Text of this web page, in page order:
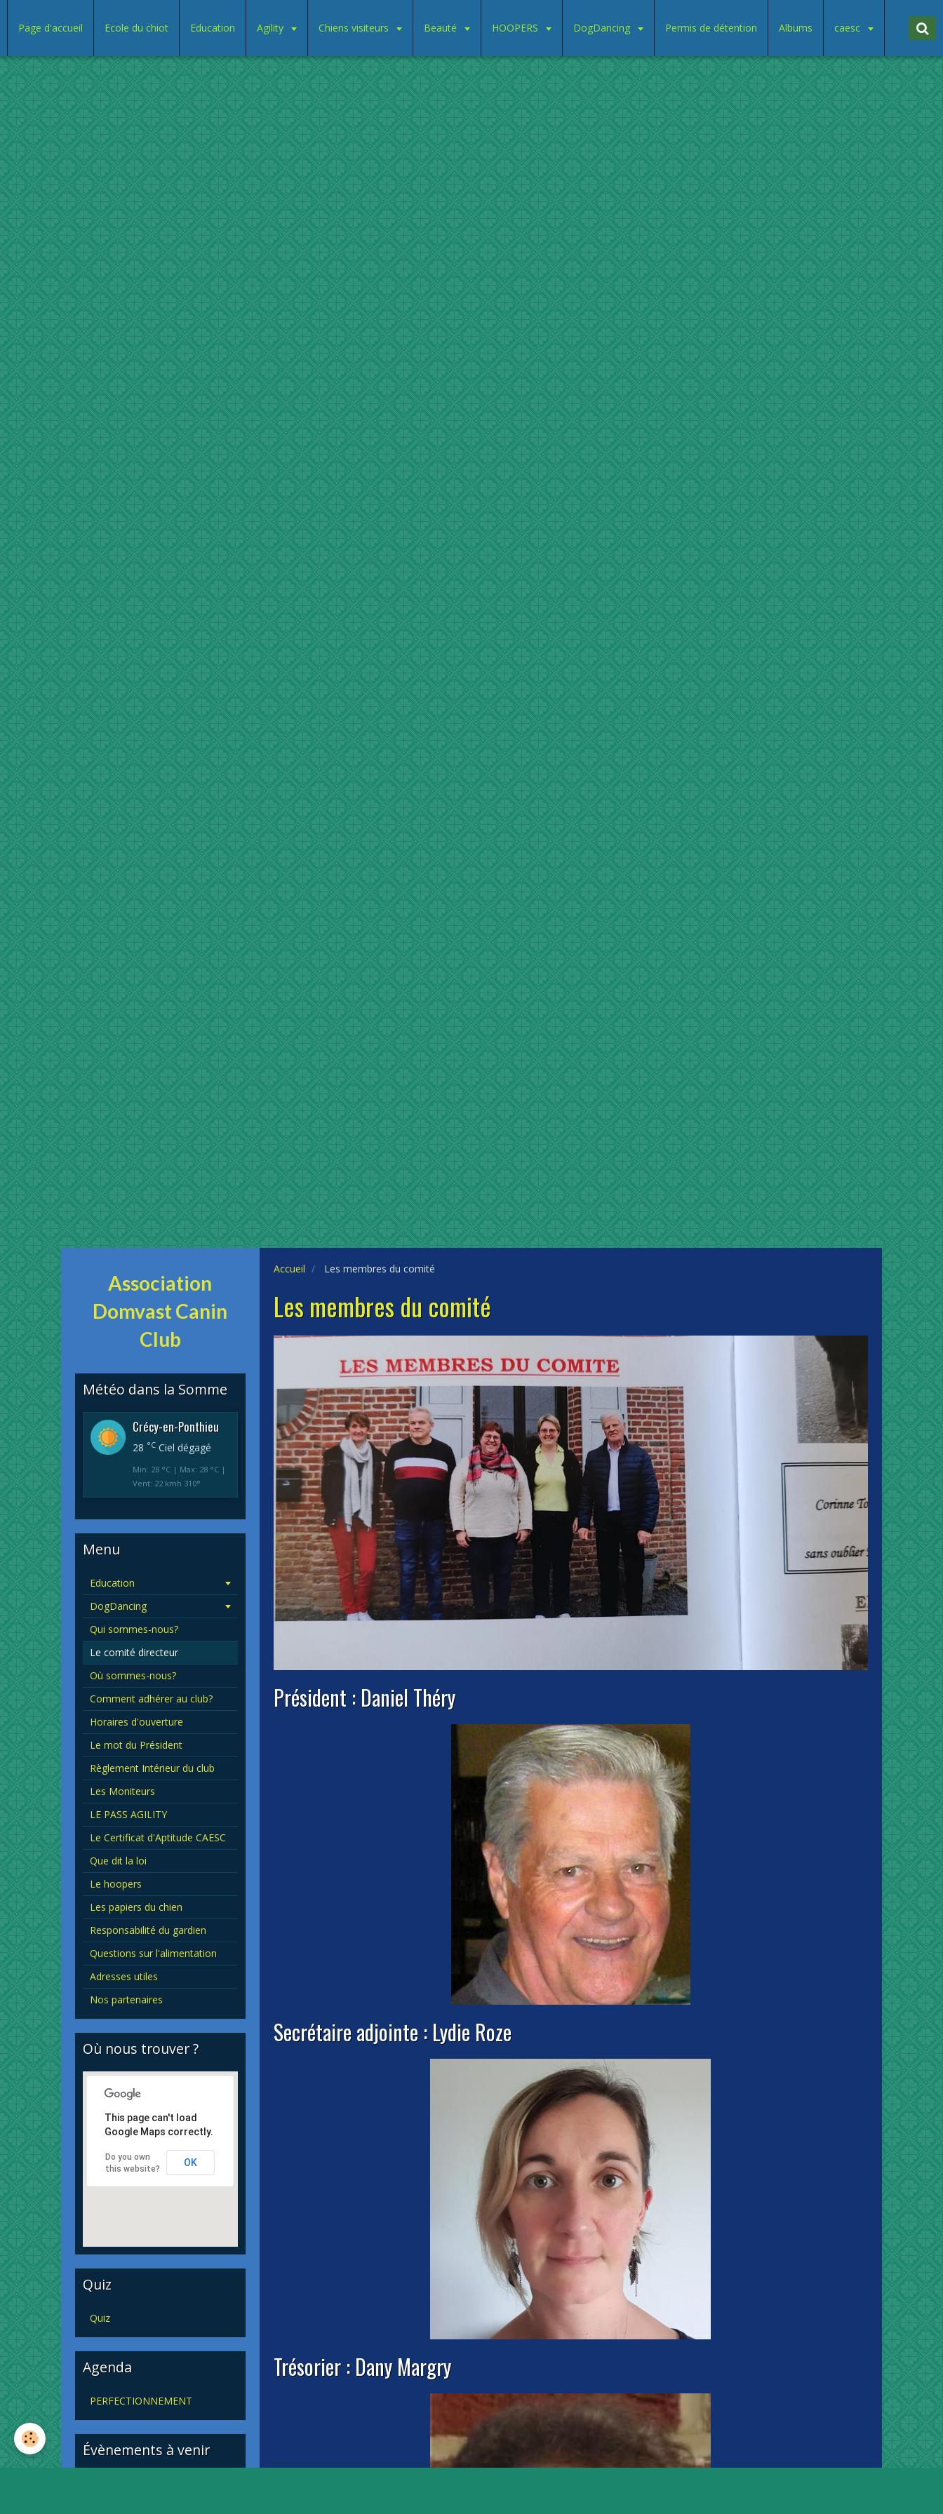
Page d'accueil Ecole du chiot Education Agility Chiens visiteurs Beauté HOOPERS DogDancing Permis de détention Albums caesc
Accueil Les membres du comité
Les membres du comité
Président : Daniel Théry
Secrétaire adjointe : Lydie Roze
Trésorier : Dany Margry
Association
Domvast Canin
Club
Météo dans la Somme
Crécy-en-Ponthieu
28 °C Ciel dégagé
Min: 28 °C | Max: 28 °C |
Vent: 22 kmh 310°
Menu
Education
DogDancing
Qui sommes-nous?
Le comité directeur
Où sommes-nous?
Comment adhérer au club?
Horaires d'ouverture
Le mot du Président
Règlement Intérieur du club
Les Moniteurs
LE PASS AGILITY
Le Certificat d'Aptitude CAESC
Que dit la loi
Le hoopers
Les papiers du chien
Responsabilité du gardien
Questions sur l'alimentation
Adresses utiles
Nos partenaires
Où nous trouver ?
This page can't load
Google Maps correctly.
Do you own
this website?
OK
Quiz
Quiz
Agenda
PERFECTIONNEMENT
Évènements à venir